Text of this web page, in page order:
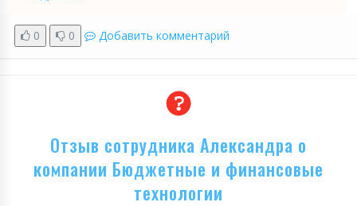
0 0 Добавить комментарий
Отзыв сотрудника Александра о
компании Бюджетные и финансовые
технологии